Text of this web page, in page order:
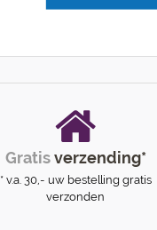
Gratisverzending*
* v.a. 30,- uw bestelling gratis
verzonden